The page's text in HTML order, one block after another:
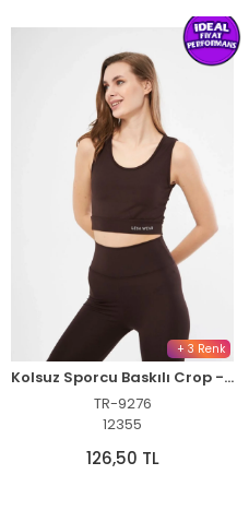
+ 3 Renk
Kolsuz Sporcu Baskılı Crop - Kahve
TR-9276
12355
126,50 TL